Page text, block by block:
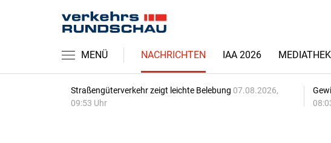
MENÜ NACHRICHTEN IAA 2026 MEDIATHEK
Straßengüterverkehr zeigt leichte Belebung 07.08.2026,
09:53 Uhr